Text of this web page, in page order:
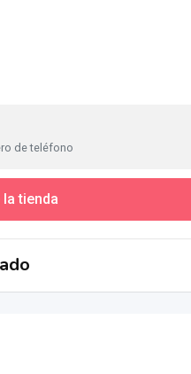
de teléfono
tienda